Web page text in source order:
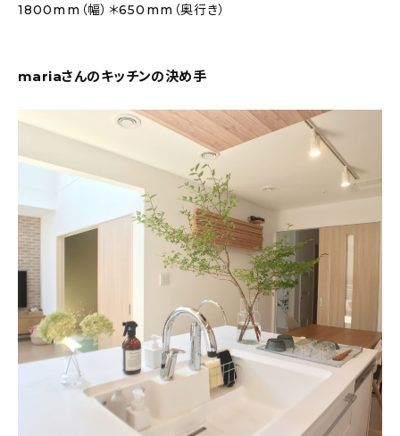
1800mm（幅）＊650mm（奥行き）
mariaさんのキッチンの決め手